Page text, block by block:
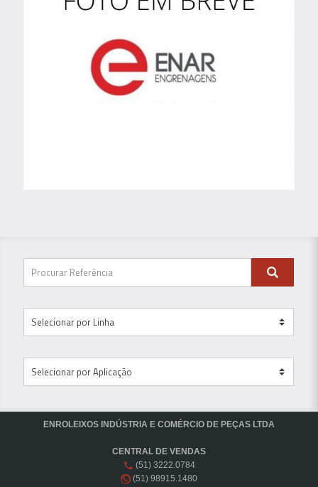
ENROLEIXOS INDÚSTRIA E COMÉRCIO DE PEÇAS LTDA
CENTRAL DE VENDAS
(51) 3222.0784
(51) 98915.1480